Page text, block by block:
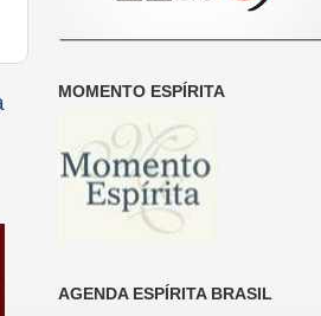
MOMENTO ESPÍRITA
AGENDA ESPÍRITA BRASIL